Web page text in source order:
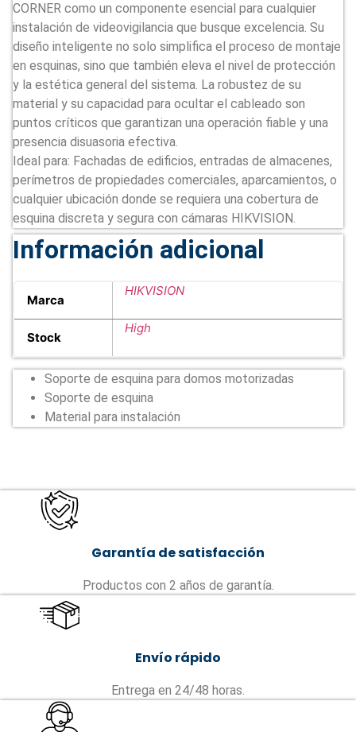
CORNER como un componente esencial para cualquier
instalación de videovigilancia que busque excelencia. Su
diseño inteligente no solo simplifica el proceso de montaje
en esquinas, sino que también eleva el nivel de protección
y la estética general del sistema. La robustez de su
material y su capacidad para ocultar el cableado son
puntos críticos que garantizan una operación fiable y una
presencia disuasoria efectiva.
Ideal para: Fachadas de edificios, entradas de almacenes,
perímetros de propiedades comerciales, aparcamientos, o
cualquier ubicación donde se requiera una cobertura de
esquina discreta y segura con cámaras HIKVISION.
Información adicional
Marca
HIKVISION
Stock
High
Soporte de esquina para domos motorizadas
Soporte de esquina
Material para instalación
Garantía de satisfacción
Productos con 2 años de garantía.
Envío rápido
Entrega en 24/48 horas.